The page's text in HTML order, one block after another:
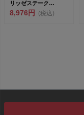
リッゼステーク
38cm 8本セット
8,976円 (税込)